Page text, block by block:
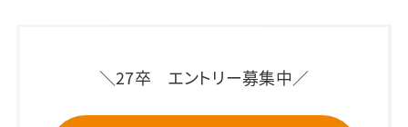
＼27卒 エントリー募集中／